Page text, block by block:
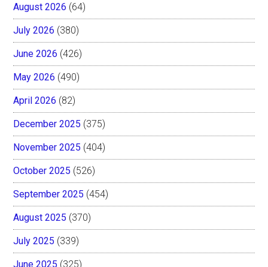
August 2026 (64)
July 2026 (380)
June 2026 (426)
May 2026 (490)
April 2026 (82)
December 2025 (375)
November 2025 (404)
October 2025 (526)
September 2025 (454)
August 2025 (370)
July 2025 (339)
June 2025 (325)